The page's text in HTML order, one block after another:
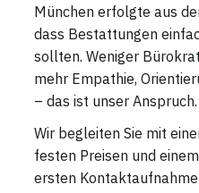
München erfolgte aus
dass Bestattungen
sollten. Weniger
mehr Empathie,
– das ist unser Anspruch.
Wir begleiten Sie mit
festen Preisen und
ersten